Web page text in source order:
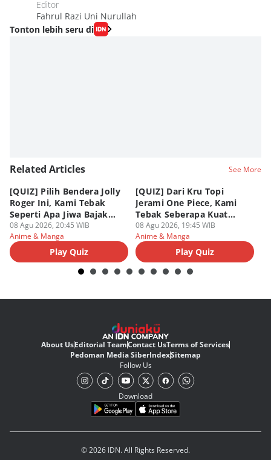
Editor
Fahrul Razi Uni Nurullah
Tonton lebih seru di
Related Articles See More
[QUIZ] Pilih Bendera Jolly
Roger Ini, Kami Tebak
Seperti Apa Jiwa Bajak
Laut Dalam Dirimu
08 Agu 2026, 20:45 WIB
Anime & Manga
Play Quiz
[QUIZ] Dari Kru Topi
Jerami One Piece, Kami
Tebak Seberapa Kuat
Mentalmu
08 Agu 2026, 19:45 WIB
Anime & Manga
Play Quiz
About UsEditorial TeamContact UsTerms of Services
Pedoman Media SiberIndexSitemap
Follow Us
Download
© 2026 IDN. All Rights Reserved.